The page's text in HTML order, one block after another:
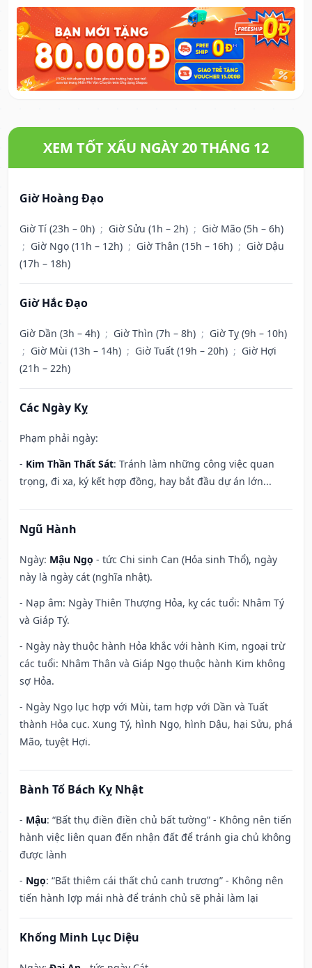
XEM TỐT XẤU NGÀY 20 THÁNG 12
Giờ Hoàng Đạo
Giờ Tí (23h – 0h) ; Giờ Sửu (1h – 2h) ; Giờ Mão (5h – 6h)
; Giờ Ngọ (11h – 12h) ; Giờ Thân (15h – 16h) ; Giờ Dậu
(17h – 18h)
Giờ Hắc Đạo
Giờ Dần (3h – 4h) ; Giờ Thìn (7h – 8h) ; Giờ Tỵ (9h – 10h)
; Giờ Mùi (13h – 14h) ; Giờ Tuất (19h – 20h) ; Giờ Hợi
(21h – 22h)
Các Ngày Kỵ
Phạm phải ngày:
- Kim Thần Thất Sát: Tránh làm những công việc quan
trọng, đi xa, ký kết hợp đồng, hay bắt đầu dự án lớn...
Ngũ Hành
Ngày: Mậu Ngọ - tức Chi sinh Can (Hỏa sinh Thổ), ngày
này là ngày cát (nghĩa nhật).
- Nạp âm: Ngày Thiên Thượng Hỏa, kỵ các tuổi: Nhâm Tý
và Giáp Tý.
- Ngày này thuộc hành Hỏa khắc với hành Kim, ngoại trừ
các tuổi: Nhâm Thân và Giáp Ngọ thuộc hành Kim không
sợ Hỏa.
- Ngày Ngọ lục hợp với Mùi, tam hợp với Dần và Tuất
thành Hỏa cục. Xung Tý, hình Ngọ, hình Dậu, hại Sửu, phá
Mão, tuyệt Hợi.
Bành Tổ Bách Kỵ Nhật
- Mậu: “Bất thụ điền điền chủ bất tường” - Không nên tiến
hành việc liên quan đến nhận đất để tránh gia chủ không
được lành
- Ngọ: “Bất thiêm cái thất chủ canh trương” - Không nên
tiến hành lợp mái nhà để tránh chủ sẽ phải làm lại
Khổng Minh Lục Diệu